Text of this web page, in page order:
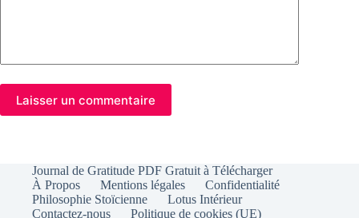
Laisser un commentaire
Journal de Gratitude PDF Gratuit à Télécharger
À Propos
Mentions légales
Confidentialité
Philosophie Stoïcienne
Lotus Intérieur
Contactez-nous
Politique de cookies (UE)